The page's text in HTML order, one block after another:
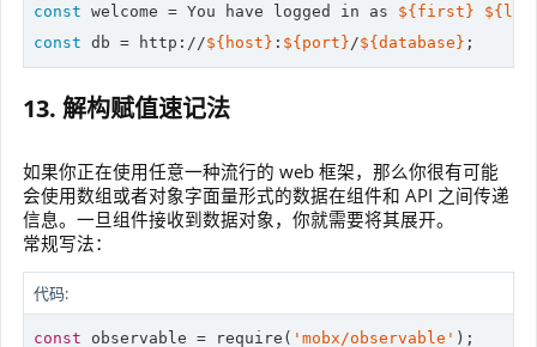
const welcome = You have logged in as ${first}
const db = http://${host} : ${port} /${database} ;
13. 解构赋值速记法
如果你正在使用任意一种流行的 web 框架，那么你很有可能
会使用数组或者对象字面量形式的数据在组件和 API 之间传递
信息。一旦组件接收到数据对象，你就需要将其展开。
常规写法：
代码:
const observable = require ( 'mobx/observable'